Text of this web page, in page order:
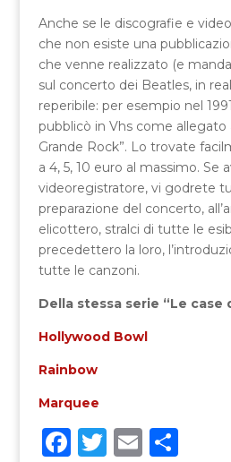
Anche se le discografie e
che non esiste una
che venne realizzato (e
sul concerto dei Beatles, in
reperibile: per esempio nel
pubblicò in Vhs come allegato
Grande Rock”. Lo trovate
a 4, 5, 10 euro al massimo. Se
videoregistratore, vi godrete
preparazione del concerto,
elicottero, stralci di tutte le
precedettero la loro,
tutte le canzoni.
Della stessa serie “Le case
Hollywood Bowl
Rainbow
Marquee
F T E C